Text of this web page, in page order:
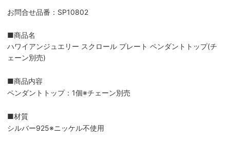
お問合せ品番：SP10802
■商品名
ハワイアンジュエリー スクロール プレート ペンダントトップ(チ
ェーン別売)
■商品内容
ペンダントトップ：1個※チェーン別売
■材質
シルバー925※ニッケル不使用